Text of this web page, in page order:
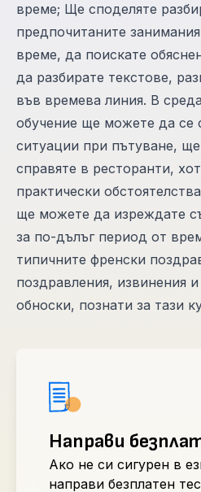
време; Ще споделяте
предпочитаните
време, да поискате
да разбирате текстове,
във времева линия. В
обучение ще можете да се
ситуации при пътуване,
справяте в ресторанти,
практически
ще можете да изреждате
за по-дълъг период от
типичните френски
поздравления, извинения
обноски, познати за тази
Направи
Ако не си сигурен в
направи безплатен